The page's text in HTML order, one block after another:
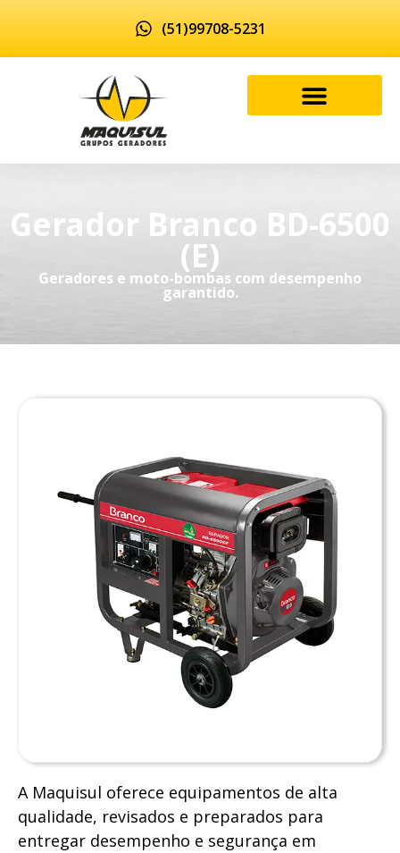
(51)99708-5231
Gerador Branco BD-6500
(E)
Geradores e moto-bombas com desempenho
garantido.
A Maquisul oferece equipamentos de alta
qualidade, revisados e preparados para
entregar desempenho e segurança em